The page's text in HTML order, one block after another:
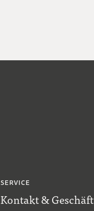
SERVICE
Kontakt & Geschäft